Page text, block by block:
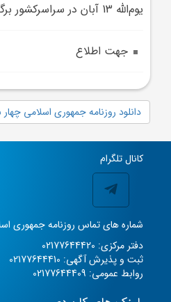
يوم‌الله 13 آبان در سراسرکشور برگزار شد
جهت اطلاع
دانلود روزنامه جمهوری اسلامی چهار شنبه 1404/08/14
کانال تلگرام
شماره های تماس روزنامه جمهوری
دفتر مرکزی: 02177644420
ثبت و پذیرش آگهی: 02177644410
روابط عمومی: 02177644409